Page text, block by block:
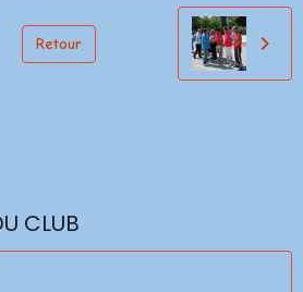
Retour
CLUB